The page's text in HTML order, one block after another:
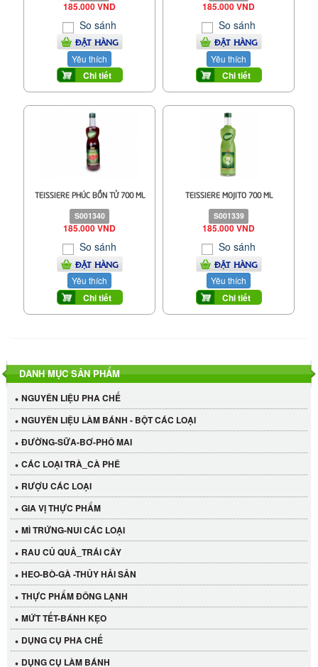
185.000 VND
So sánh
ĐẶT HÀNG
Yêu thích
Chi tiết
185.000 VND
So sánh
ĐẶT HÀNG
Yêu thích
Chi tiết
TEISSIERE PHÚC BỒN TỬ 700 ML
S001340
185.000 VND
So sánh
ĐẶT HÀNG
Yêu thích
Chi tiết
TEISSIERE MOJITO 700 ML
S001339
185.000 VND
So sánh
ĐẶT HÀNG
Yêu thích
Chi tiết
DANH MỤC SẢN PHẨM
NGUYÊN LIỆU PHA CHẾ
NGUYÊN LIỆU LÀM BÁNH - BỘT CÁC LOẠI
ĐƯỜNG-SỮA-BƠ-PHÔ MAI
CÁC LOẠI TRÀ_CÀ PHÊ
RƯỢU CÁC LOẠI
GIA VỊ THỰC PHẨM
MÌ TRỨNG-NUI CÁC LOẠI
RAU CỦ QUẢ_TRÁI CÂY
HEO-BÒ-GÀ -THỦY HẢI SẢN
THỰC PHẨM ĐÔNG LẠNH
MỨT TẾT-BÁNH KẸO
DỤNG CỤ PHA CHẾ
DỤNG CỤ LÀM BÁNH